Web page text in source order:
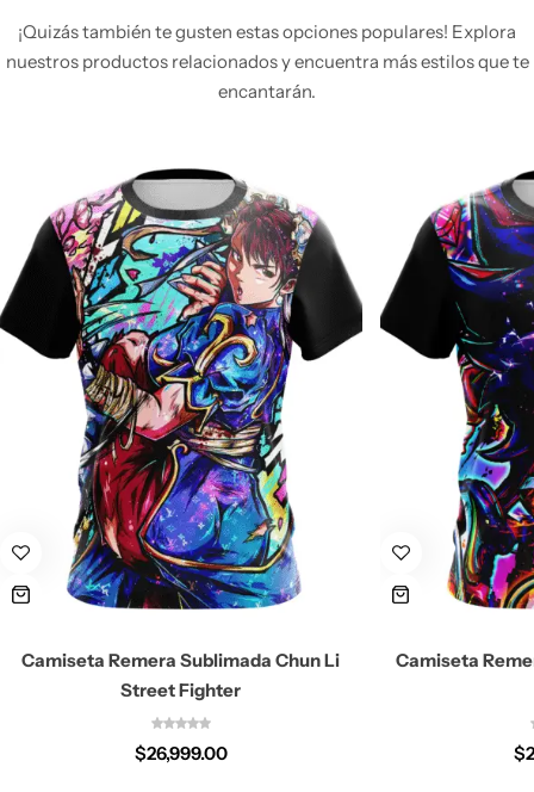
¡Quizás también te gusten estas opciones populares! Explora
nuestros productos relacionados y encuentra más estilos que te
encantarán.
Camiseta Remera Sublimada Chun Li
Street Fighter
$26,999.00
Camiseta
$